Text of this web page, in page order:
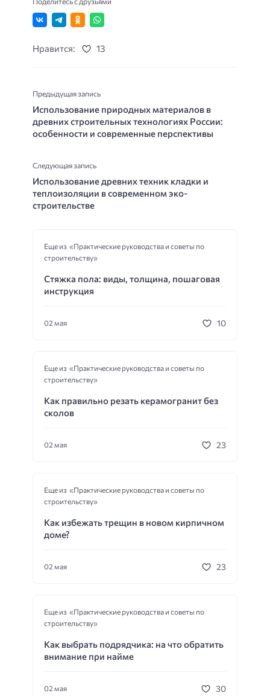
Нравится: 13
Предыдущая запись
Использование природных материалов в
древних строительных технологиях России:
особенности и современные перспективы
Следующая запись
Использование древних техник кладки и
теплоизоляции в современном эко-
строительстве
Еще из «Практические руководства и советы по
строительству»
Стяжка пола: виды, толщина, пошаговая
инструкция
02 мая 10
Еще из «Практические руководства и советы по
строительству»
Как правильно резать керамогранит без
сколов
02 мая 23
Еще из «Практические руководства и советы по
строительству»
Как избежать трещин в новом кирпичном
доме?
02 мая 23
Еще из «Практические руководства и советы по
строительству»
Как выбрать подрядчика: на что обратить
внимание при найме
02 мая 30